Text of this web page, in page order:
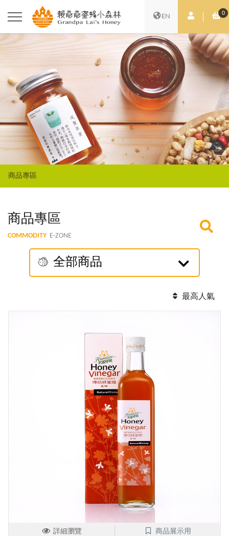
EN 會員中心0
購
商品專區
商品專區
COMMODITY E-ZONE
全部商品
最高人氣
詳細瀏覽 商品展示用